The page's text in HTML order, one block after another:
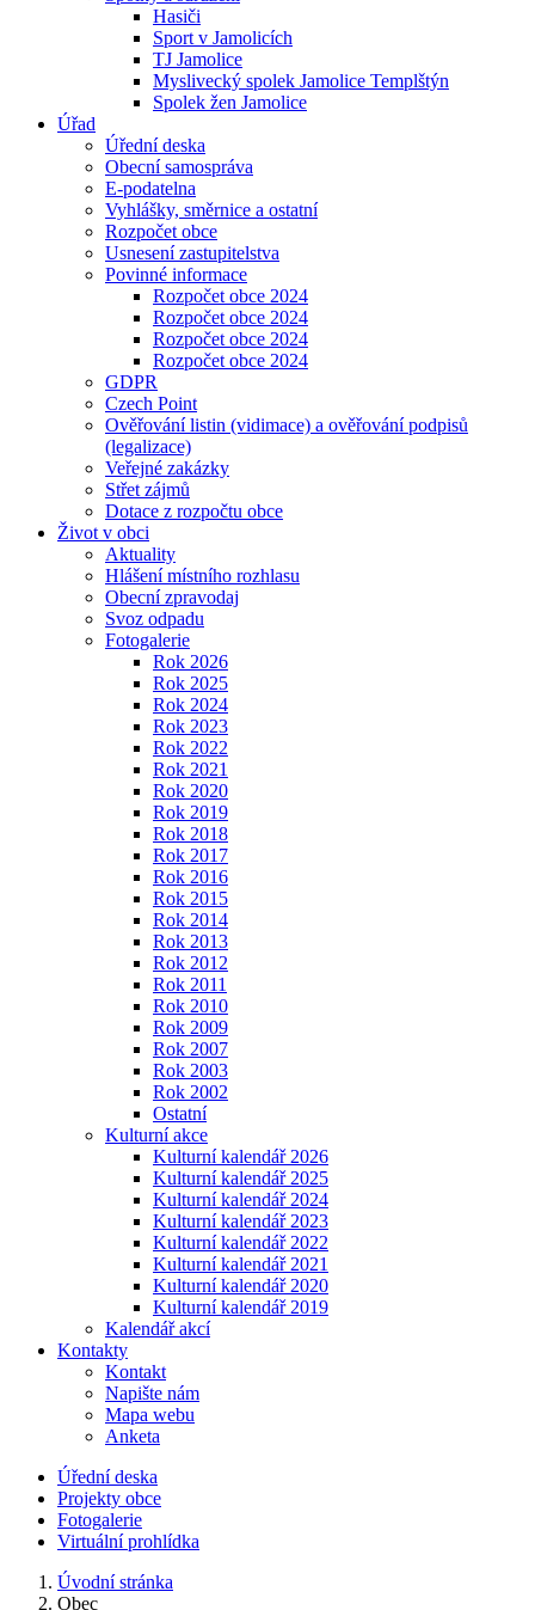
Hasiči
Sport v Jamolicích
TJ Jamolice
Myslivecký spolek Jamolice Templštýn
Spolek žen Jamolice
Úřad
Úřední deska
Obecní samospráva
E-podatelna
Vyhlášky, směrnice a ostatní
Rozpočet obce
Usnesení zastupitelstva
Povinné informace
Rozpočet obce 2024
Rozpočet obce 2024
Rozpočet obce 2024
Rozpočet obce 2024
GDPR
Czech Point
Ověřování listin (vidimace) a ověřování podpisů
(legalizace)
Veřejné zakázky
Střet zájmů
Dotace z rozpočtu obce
Život v obci
Aktuality
Hlášení místního rozhlasu
Obecní zpravodaj
Svoz odpadu
Fotogalerie
Rok 2026
Rok 2025
Rok 2024
Rok 2023
Rok 2022
Rok 2021
Rok 2020
Rok 2019
Rok 2018
Rok 2017
Rok 2016
Rok 2015
Rok 2014
Rok 2013
Rok 2012
Rok 2011
Rok 2010
Rok 2009
Rok 2007
Rok 2003
Rok 2002
Ostatní
Kulturní akce
Kulturní kalendář 2026
Kulturní kalendář 2025
Kulturní kalendář 2024
Kulturní kalendář 2023
Kulturní kalendář 2022
Kulturní kalendář 2021
Kulturní kalendář 2020
Kulturní kalendář 2019
Kalendář akcí
Kontakty
Kontakt
Napište nám
Mapa webu
Anketa
Úřední deska
Projekty obce
Fotogalerie
Virtuální prohlídka
Úvodní stránka
Obec